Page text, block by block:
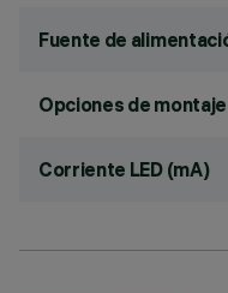
Fuente de
Opciones de montaje
Corriente LED (mA)